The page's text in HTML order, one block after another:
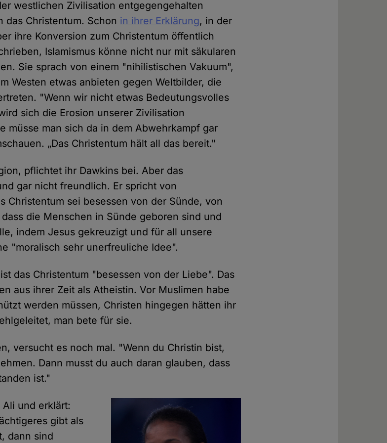
westlichen Zivilisation entgegengehalten
das Christentum. Schon in ihrer Erklärung, in der
ihre Konversion zum Christentum öffentlich
Islamismus könne nicht nur mit säkularen
Sie sprach von einem "nihilistischen Vakuum",
Westen etwas anbieten gegen Weltbilder, die
"Wenn wir nicht etwas Bedeutungsvolles
sich die Erosion unserer Zivilisation
müsse man sich da in dem Abwehrkampf gar
„Das Christentum hält all das bereit."
pflichtet ihr Dawkins bei. Aber das
gar nicht freundlich. Er spricht von
Christentum sei besessen von der Sünde, von
die Menschen in Sünde geboren sind und
indem Jesus gekreuzigt und für all unsere
"moralisch sehr unerfreuliche Idee".
das Christentum "besessen von der Liebe". Das
aus ihrer Zeit als Atheistin. Vor Muslimen habe
werden müssen, Christen hingegen hätten ihr
man bete für sie.
versucht es noch mal. "Wenn du Christin bist,
Dann musst du auch daran glauben, dass
ist."
und erklärt:
gibt als
dann sind